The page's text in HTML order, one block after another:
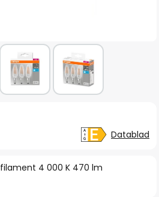
filament 4 000 K 470 lm
Datablad